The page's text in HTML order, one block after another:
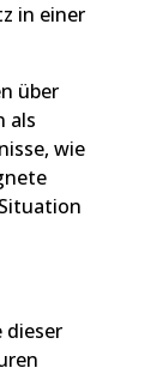
in einer
über
als
wie
dieser